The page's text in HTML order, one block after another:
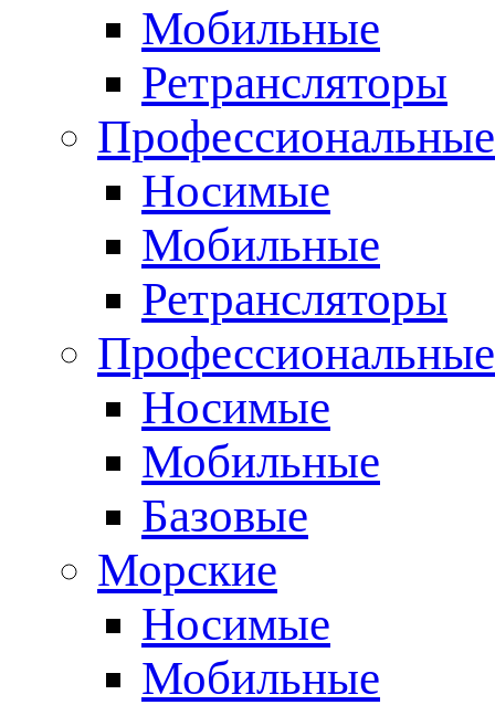
Мобильные
Ретрансляторы
Носимые
Мобильные
Ретрансляторы
Носимые
Мобильные
Базовые
Морские
Носимые
Мобильные